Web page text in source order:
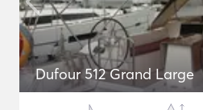
Dufour 512 Grand Large